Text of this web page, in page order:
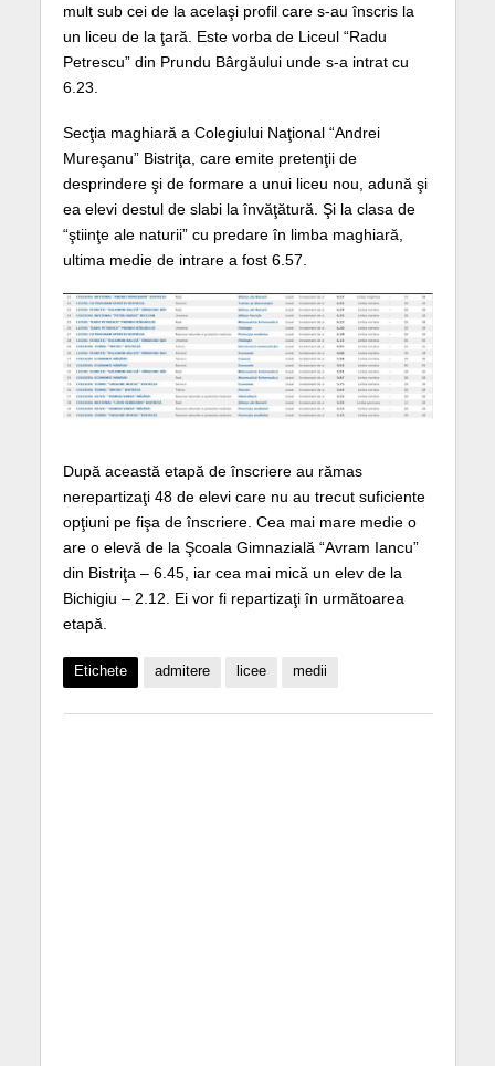
mult sub cei de la acelaşi profil care s-au înscris la
un liceu de la ţară. Este vorba de Liceul “Radu
Petrescu” din Prundu Bârgăului unde s-a intrat cu
6.23.
Secţia maghiară a Colegiului Naţional “Andrei
Mureşanu” Bistriţa, care emite pretenţii de
desprindere şi de formare a unui liceu nou, adună şi
ea elevi destul de slabi la învăţătură. Şi la clasa de
“ştiinţe ale naturii” cu predare în limba maghiară,
ultima medie de intrare a fost 6.57.
După această etapă de înscriere au rămas
nerepartizaţi 48 de elevi care nu au trecut suficiente
opţiuni pe fişa de înscriere. Cea mai mare medie o
are o elevă de la Şcoala Gimnazială “Avram Iancu”
din Bistriţa – 6.45, iar cea mai mică un elev de la
Bichigiu – 2.12. Ei vor fi repartizaţi în următoarea
etapă.
Etichete admitere licee medii